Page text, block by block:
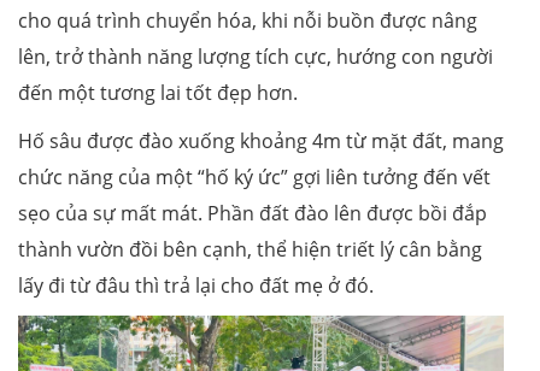
cho quá trình chuyển hóa, khi nỗi buồn được nâng
lên, trở thành năng lượng tích cực, hướng con người
đến một tương lai tốt đẹp hơn.
Hố sâu được đào xuống khoảng 4m từ mặt đất, mang
chức năng của một “hố ký ức” gợi liên tưởng đến vết
sẹo của sự mất mát. Phần đất đào lên được bồi đắp
thành vườn đồi bên cạnh, thể hiện triết lý cân bằng
lấy đi từ đâu thì trả lại cho đất mẹ ở đó.